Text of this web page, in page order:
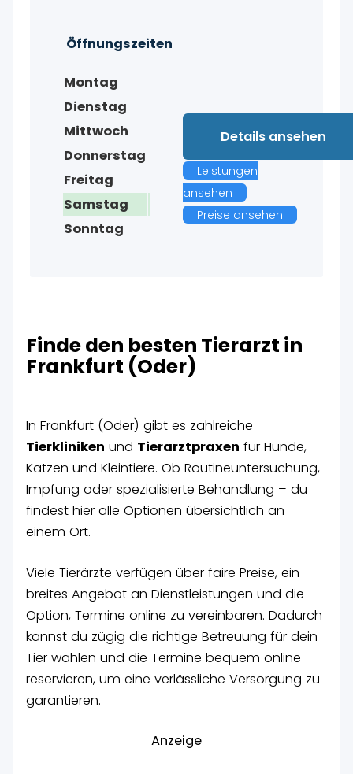
Öffnungszeiten
Montag
Dienstag
Mittwoch
Donnerstag
Freitag
Samstag
Sonntag
Details ansehen
Leistungen
ansehen
Preise ansehen
Finde den besten Tierarzt in
Frankfurt (Oder)
In Frankfurt (Oder) gibt es zahlreiche
Tierkliniken und Tierarztpraxen für Hunde,
Katzen und Kleintiere. Ob Routineuntersuchung,
Impfung oder spezialisierte Behandlung – du
findest hier alle Optionen übersichtlich an
einem Ort.
Viele Tierärzte verfügen über faire Preise, ein
breites Angebot an Dienstleistungen und die
Option, Termine online zu vereinbaren. Dadurch
kannst du zügig die richtige Betreuung für dein
Tier wählen und die Termine bequem online
reservieren, um eine verlässliche Versorgung zu
garantieren.
Anzeige